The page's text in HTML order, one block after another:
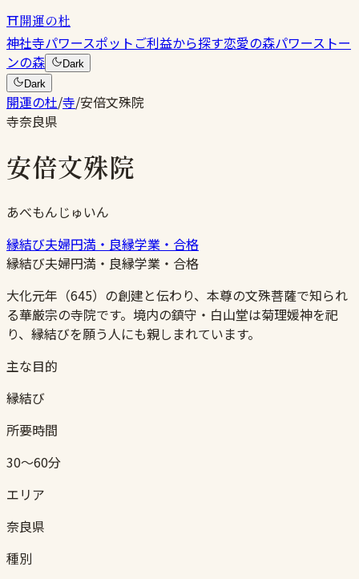
⛩開運の杜
神社寺パワースポットご利益から探す恋愛の森パワーストー
ンの森
Dark
Dark
開運の杜/寺/安倍文殊院
寺奈良県
安倍文殊院
あべもんじゅいん
縁結び夫婦円満・良縁学業・合格
縁結び夫婦円満・良縁学業・合格
大化元年（645）の創建と伝わり、本尊の文殊菩薩で知られ
る華厳宗の寺院です。境内の鎮守・白山堂は菊理媛神を祀
り、縁結びを願う人にも親しまれています。
主な目的
縁結び
所要時間
30〜60分
エリア
奈良県
種別